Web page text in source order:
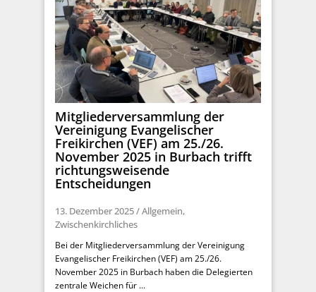
Mitgliederversammlung der
Vereinigung Evangelischer
Freikirchen (VEF) am 25./26.
November 2025 in Burbach trifft
richtungsweisende
Entscheidungen
13. Dezember 2025/Allgemein,
Zwischenkirchliches
Bei der Mitgliederversammlung der Vereinigung
Evangelischer Freikirchen (VEF) am 25./26.
November 2025 in Burbach haben die Delegierten
zentrale Weichen für ...